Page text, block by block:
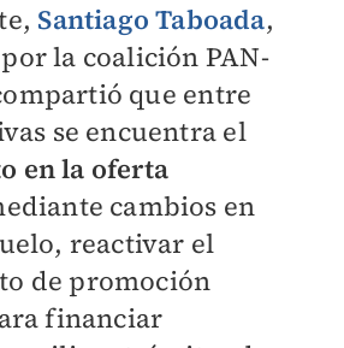
Santiago Taboada,
la coalición PAN-
que entre
se encuentra el
en la oferta
cambios en
reactivar el
de promoción
financiar